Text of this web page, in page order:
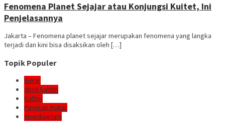
Fenomena Planet Sejajar atau Konjungsi Kuitet, Ini
Penjelasannya
Jakarta – Fenomena planet sejajar merupakan fenomena yang langka
terjadi dan kini bisa disaksikan oleh […]
Topik Populer
kukar
dprd kaltim
Kaltim
Pemkab Kukar
#mediaetam